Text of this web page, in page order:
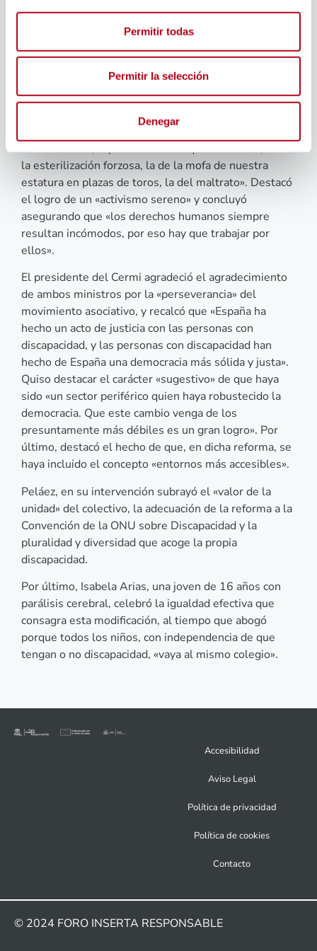
Permitir todas
Permitir la selección
Denegar
trazar un plan específico para mujeres y niñas con
discapacidad y, por último, elaborar una
macroencuesta que refleje el grado de violencia que
Martín Blanco colocó el eje de su discurso en la
cultura, ya que, a su juicio, esta reforma
constitucional, repara «la cultura que nos duele, la de
la esterilización forzosa, la de la mofa de nuestra
estatura en plazas de toros, la del maltrato». Destacó
el logro de un «activismo sereno» y concluyó
asegurando que «los derechos humanos siempre
resultan incómodos, por eso hay que trabajar por
ellos».
El presidente del Cermi agradeció el agradecimiento
de ambos ministros por la «perseverancia» del
movimiento asociativo, y recalcó que «España ha
hecho un acto de justicia con las personas con
discapacidad, y las personas con discapacidad han
hecho de España una democracia más sólida y justa».
Quiso destacar el carácter «sugestivo» de que haya
sido «un sector periférico quien haya robustecido la
democracia. Que este cambio venga de los
presuntamente más débiles es un gran logro». Por
último, destacó el hecho de que, en dicha reforma, se
haya incluido el concepto «entornos más accesibles».
Peláez, en su intervención subrayó el «valor de la
unidad» del colectivo, la adecuación de la reforma a la
Convención de la ONU sobre Discapacidad y la
pluralidad y diversidad que acoge la propia
discapacidad.
Por último, Isabela Arias, una joven de 16 años con
parálisis cerebral, celebró la igualdad efectiva que
consagra esta modificación, al tiempo que abogó
porque todos los niños, con independencia de que
tengan o no discapacidad, «vaya al mismo colegio».
Accesibilidad
Aviso Legal
Política de privacidad
Política de cookies
Contacto
© 2024 FORO INSERTA RESPONSABLE